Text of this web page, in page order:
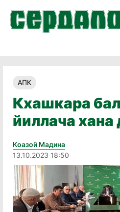
АПК
Кхашкара
йиллача хана
Коазой Мадина
13.10.2023 18:50